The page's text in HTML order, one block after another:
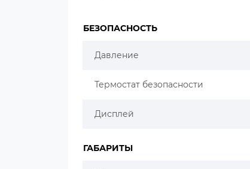
БЕЗОПАСНОСТЬ
Давление
Термостат безопасности
Дисплей
ГАБАРИТЫ